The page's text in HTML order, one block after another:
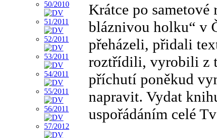
Krátce po
bláznivou holku“ v
přeházeli, přidali
roztřídili, vyrobili z
příchutí poněkud
napravit. Vydat
uspořádáním celé